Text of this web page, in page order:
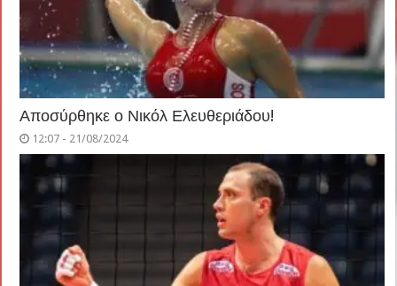
Αποσύρθηκε ο Νικόλ Ελευθεριάδου!
12:07 - 21/08/2024